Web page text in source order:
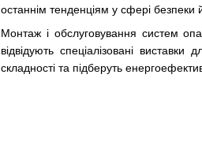
останнім тенденціям у сфері безпеки
Монтаж і обслуговування систем
відвідують спеціалізовані
складності та підберуть